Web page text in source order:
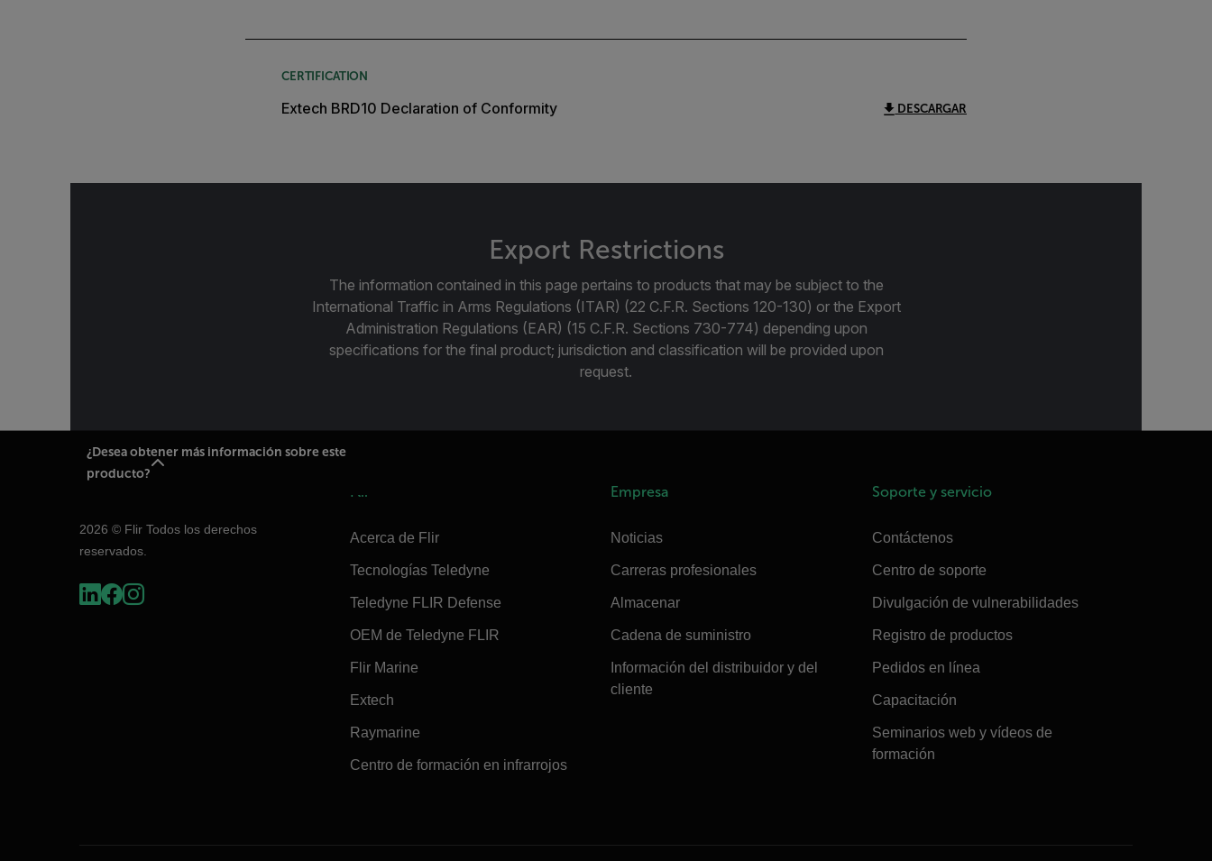
CERTIFICATION
Extech BRD10 Declaration of Conformity DESCARGAR
Export Restrictions
The information contained in this page pertains to products that may be subject to the
International Traffic in Arms Regulations (ITAR) (22 C.F.R. Sections 120-130) or the Export
Administration Regulations (EAR) (15 C.F.R. Sections 730-774) depending upon
specifications for the final product; jurisdiction and classification will be provided upon
request.
¿Desea obtener más información sobre este
producto?
2026 © Flir Todos los derechos
reservados.
Flir
Acerca de Flir
Tecnologías Teledyne
Teledyne FLIR Defense
OEM de Teledyne FLIR
Flir Marine
Extech
Raymarine
Centro de formación en infrarrojos
Empresa
Noticias
Carreras profesionales
Almacenar
Cadena de suministro
Información del distribuidor y del
cliente
Soporte y servicio
Contáctenos
Centro de soporte
Divulgación de vulnerabilidades
Registro de productos
Pedidos en línea
Capacitación
Seminarios web y vídeos de
formación